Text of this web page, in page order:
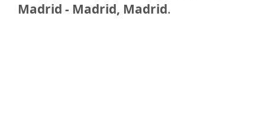
Madrid - Madrid, Madrid.